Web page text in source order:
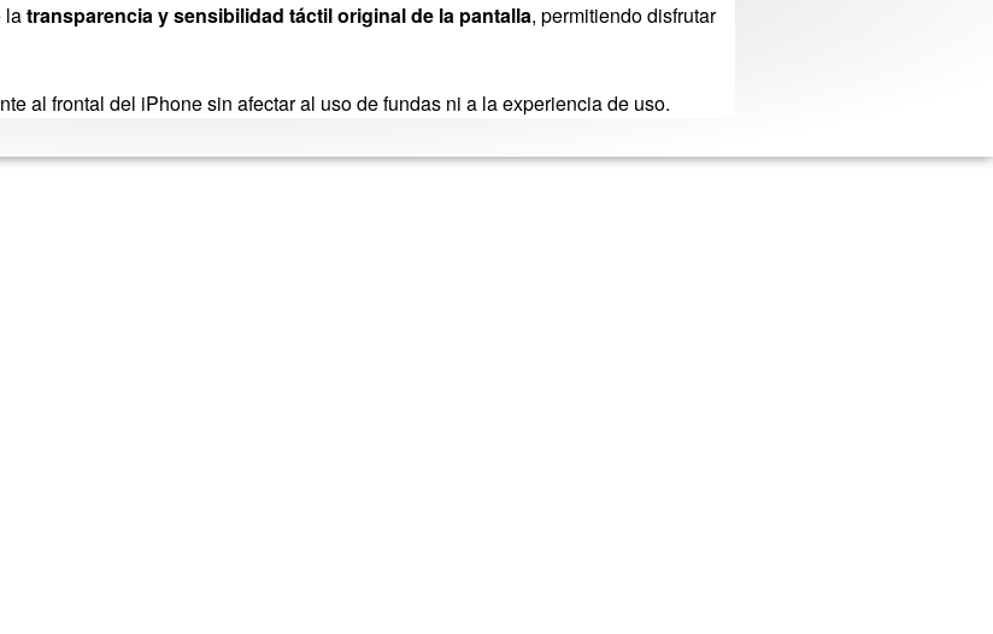
latransparencia y sensibilidad táctil original de la pantalla, permitiendo disfrutar
al frontal del iPhone sin afectar al uso de fundas ni a la experiencia de uso.